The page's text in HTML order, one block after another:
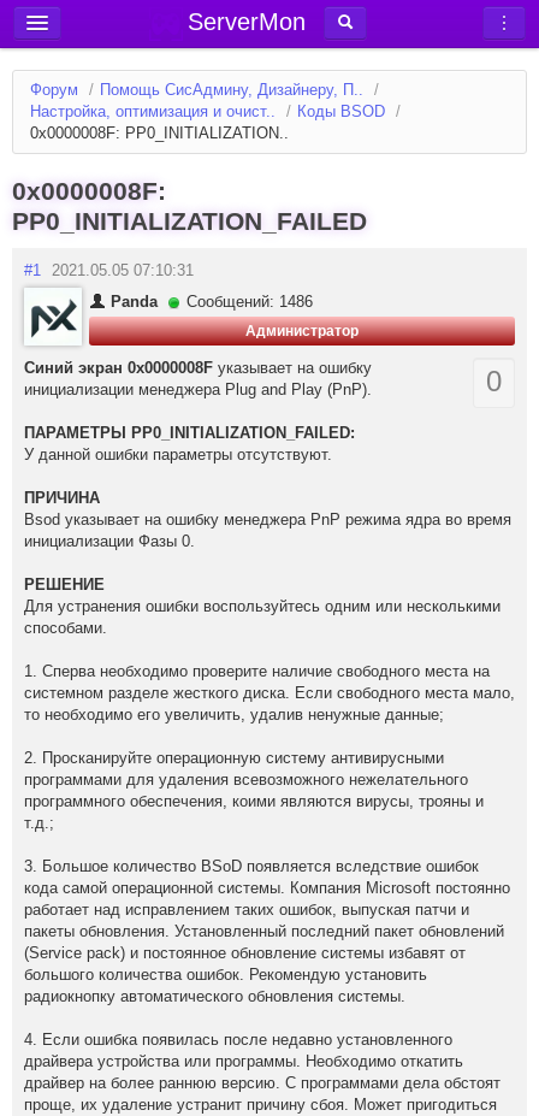
ServerMon
Добавить сервер
Мониторинг серверов
Блог
Статьи
Форум
Вход в аккаунт
Форум / Помощь СисАдмину, Дизайнеру, П..
/
Настройка, оптимизация и очист..
/ Коды BSOD /
0x0000008F: PP0_INITIALIZATION..
0x0000008F:
PP0_INITIALIZATION_FAILED
#1 2021.05.05 07:10:31
Panda
Сообщений: 1486
Администратор
0
Синий экран 0x0000008F указывает на ошибку
инициализации менеджера Plug and Play (PnP).
ПАРАМЕТРЫ PP0_INITIALIZATION_FAILED:
У данной ошибки параметры отсутствуют.
ПРИЧИНА
Bsod указывает на ошибку менеджера PnP режима ядра во время
инициализации Фазы 0.
РЕШЕНИЕ
Для устранения ошибки воспользуйтесь одним или несколькими
способами.
1. Сперва необходимо проверите наличие свободного места на
системном разделе жесткого диска. Если свободного места мало,
то необходимо его увеличить, удалив ненужные данные;
2. Просканируйте операционную систему антивирусными
программами для удаления всевозможного нежелательного
программного обеспечения, коими являются вирусы, трояны и
т.д.;
3. Большое количество BSoD появляется вследствие ошибок
кода самой операционной системы. Компания Microsoft постоянно
работает над исправлением таких ошибок, выпуская патчи и
пакеты обновления. Установленный последний пакет обновлений
(Service pack) и постоянное обновление системы избавят от
большого количества ошибок. Рекомендую установить
радиокнопку автоматического обновления системы.
4. Если ошибка появилась после недавно установленного
драйвера устройства или программы. Необходимо откатить
драйвер на более раннюю версию. С программами дела обстоят
проще, их удаление устранит причину сбоя. Может пригодиться